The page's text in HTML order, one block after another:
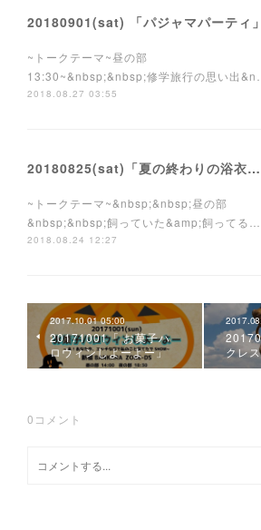
20180901(sat) 「パジャマパーティ」
~トークテーマ~昼の部
13:30~&nbsp;&nbsp;修学旅行の思い出&n…
2018.08.27 03:55
20180825(sat)「夏の終わりの浴衣祭り」
~トークテーマ~&nbsp;&nbsp;昼の部
&nbsp;&nbsp;飼っていた&amp;飼ってる…
2018.08.24 12:27
2017.10.01 05:00
20171001「 お菓子ハ
ロウィンしよーよー」
クレス
0 コメント